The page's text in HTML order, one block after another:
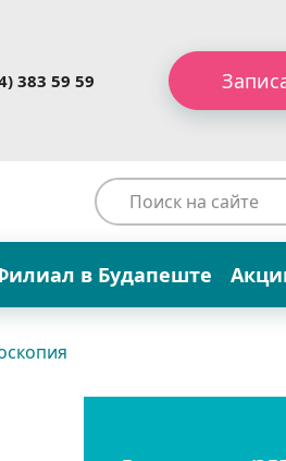
383 59 59
в Будапеште